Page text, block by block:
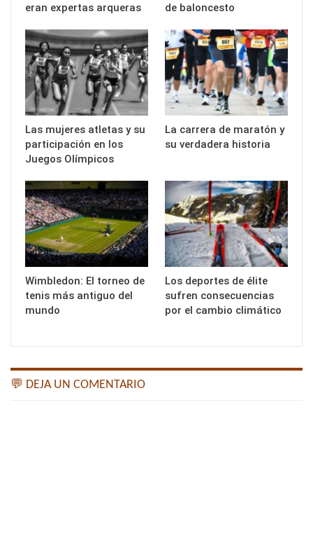
eran expertas arqueras de baloncesto
Las mujeres atletas y su
participación en los
Juegos Olímpicos
La carrera de maratón y
su verdadera historia
Wimbledon: El torneo de
tenis más antiguo del
mundo
Los deportes de élite
sufren consecuencias
por el cambio climático
💬 DEJA UN COMENTARIO